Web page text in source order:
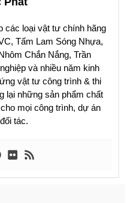
các loại vật tư chính hãng
Tấm Lam Sóng Nhựa,
Chắn Nắng, Trần
và nhiều năm kinh
vật tư công trình & thi
lại những sản phẩm chất
mọi công trình, dự án
tác.